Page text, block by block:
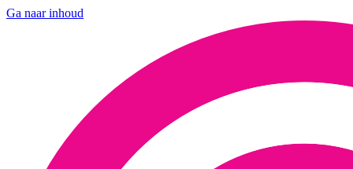
Ga naar inhoud